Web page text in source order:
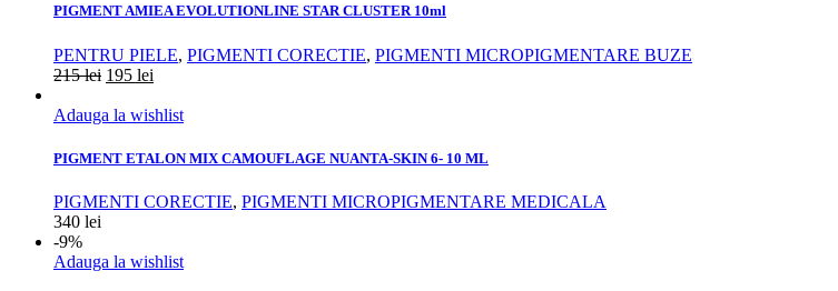
PIGMENT AMIEA EVOLUTIONLINE STAR CLUSTER 10ml
PENTRU PIELE, PIGMENTI CORECTIE, PIGMENTI MICROPIGMENTARE BUZE
215lei 195 lei
Adauga la wishlist
PIGMENT ETALON MIX CAMOUFLAGE NUANTA-SKIN 6- 10 ML
PIGMENTI CORECTIE, PIGMENTI MICROPIGMENTARE MEDICALA
340 lei
-9%
Adauga la wishlist